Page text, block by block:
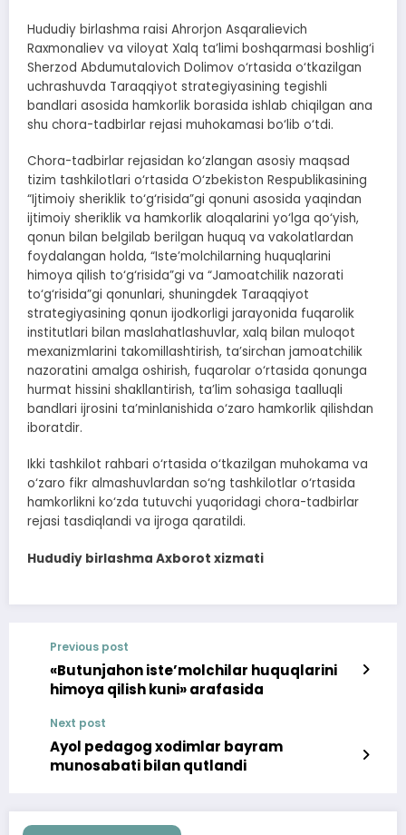
Hududiy birlashma raisi Ahrorjon Asqaralievich
Raxmonaliev va viloyat Xalq ta’limi boshqarmasi boshlig‘i
Sherzod Abdumutalovich Dolimov o‘rtasida o‘tkazilgan
uchrashuvda Taraqqiyot strategiyasining tegishli
bandlari asosida hamkorlik borasida ishlab chiqilgan ana
shu chora-tadbirlar rejasi muhokamasi bo‘lib o‘tdi.
Chora-tadbirlar rejasidan ko‘zlangan asosiy maqsad
tizim tashkilotlari o‘rtasida O‘zbekiston Respublikasining
“Ijtimoiy sheriklik to‘g‘risida”gi qonuni asosida yaqindan
ijtimoiy sheriklik va hamkorlik aloqalarini yo‘lga qo‘yish,
qonun bilan belgilab berilgan huquq va vakolatlardan
foydalangan holda, “Iste’molchilarning huquqlarini
himoya qilish to‘g‘risida”gi va “Jamoatchilik nazorati
to‘g‘risida”gi qonunlari, shuningdek Taraqqiyot
strategiyasining qonun ijodkorligi jarayonida fuqarolik
institutlari bilan maslahatlashuvlar, xalq bilan muloqot
mexanizmlarini takomillashtirish, ta’sirchan jamoatchilik
nazoratini amalga oshirish, fuqarolar o‘rtasida qonunga
hurmat hissini shakllantirish, ta’lim sohasiga taalluqli
bandlari ijrosini ta’minlanishida o‘zaro hamkorlik qilishdan
iboratdir.
Ikki tashkilot rahbari o‘rtasida o‘tkazilgan muhokama va
o‘zaro fikr almashuvlardan so‘ng tashkilotlar o‘rtasida
hamkorlikni ko‘zda tutuvchi yuqoridagi chora-tadbirlar
rejasi tasdiqlandi va ijroga qaratildi.
Hududiy birlashma Axborot xizmati
Previous post
«Butunjahon iste’molchilar huquqlarini
himoya qilish kuni» arafasida
Next post
Ayol pedagog xodimlar bayram
munosabati bilan qutlandi